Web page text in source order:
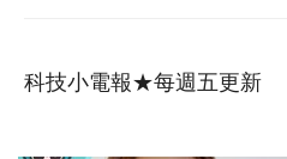
科技小電報★每週五更新